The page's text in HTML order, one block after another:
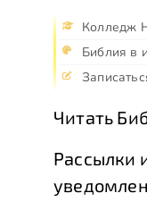
Колледж
Библия в
Читать
Рассылки